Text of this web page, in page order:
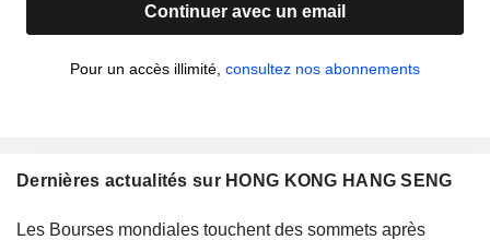
Continuer avec un email
Pour un accès illimité, consultez nos abonnements
Dernières actualités sur HONG KONG HANG SENG
Les Bourses mondiales touchent des sommets après